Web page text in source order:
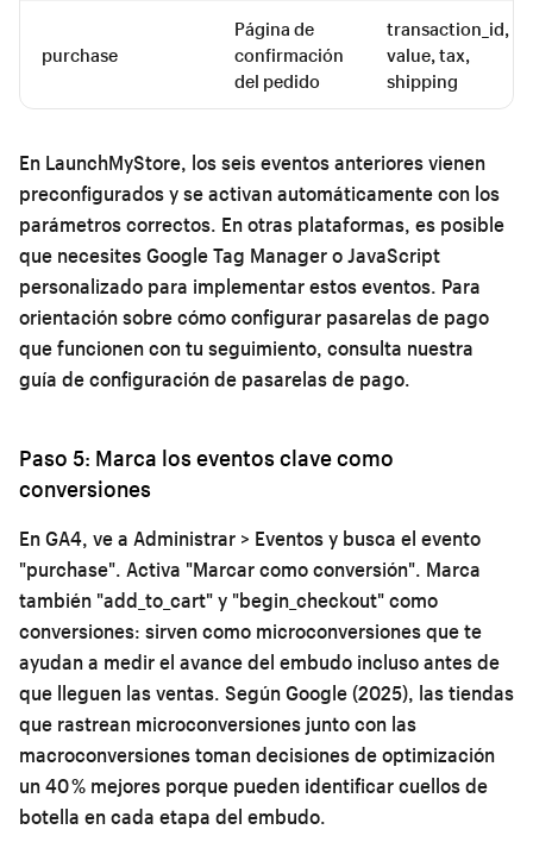
purchase
Página de
confirmación
del pedido
transaction_id,
value, tax,
shipping
En LaunchMyStore, los seis eventos anteriores vienen
preconfigurados y se activan automáticamente con los
parámetros correctos. En otras plataformas, es posible
que necesites Google Tag Manager o JavaScript
personalizado para implementar estos eventos. Para
orientación sobre cómo configurar pasarelas de pago
que funcionen con tu seguimiento, consulta nuestra
guía de configuración de pasarelas de pago.
Paso 5: Marca los eventos clave como
conversiones
En GA4, ve a Administrar > Eventos y busca el evento
"purchase". Activa "Marcar como conversión". Marca
también "add_to_cart" y "begin_checkout" como
conversiones: sirven como microconversiones que te
ayudan a medir el avance del embudo incluso antes de
que lleguen las ventas. Según Google (2025), las tiendas
que rastrean microconversiones junto con las
macroconversiones toman decisiones de optimización
un 40 % mejores porque pueden identificar cuellos de
botella en cada etapa del embudo.